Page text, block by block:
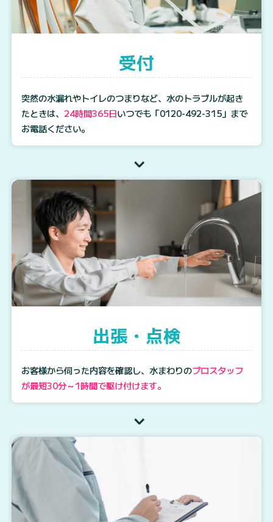
受付
突然の水漏れやトイレのつまりなど、水のトラブルが起き
たときは、24時間365日いつでも 「0120-492-315」 まで
お電話ください。
出張・点検
お客様から伺った内容を確認し、水まわりのプロスタッフ
が最短30分～1時間で駆け付けます。